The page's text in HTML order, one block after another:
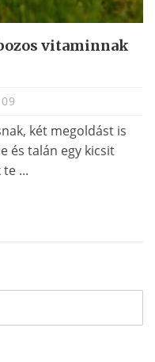
vitaminnak
két megoldást is
és talán egy kicsit
...